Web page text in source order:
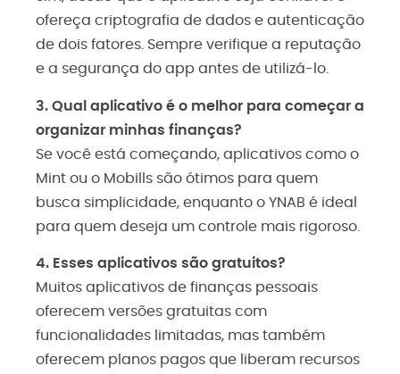
ofereça criptografia de dados e autenticação
de dois fatores. Sempre verifique a reputação
e a segurança do app antes de utilizá-lo.
3. Qual aplicativo é o melhor para começar a
organizar minhas finanças?
Se você está começando, aplicativos como o
Mint ou o Mobills são ótimos para quem
busca simplicidade, enquanto o YNAB é ideal
para quem deseja um controle mais rigoroso.
4. Esses aplicativos são gratuitos?
Muitos aplicativos de finanças pessoais
oferecem versões gratuitas com
funcionalidades limitadas, mas também
oferecem planos pagos que liberam recursos